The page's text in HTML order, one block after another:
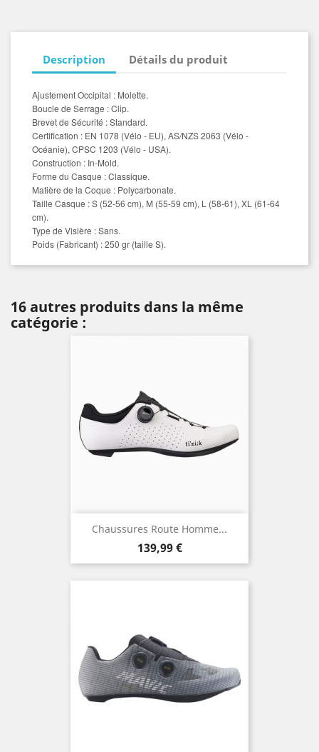
Description Détails du produit
Ajustement Occipital : Molette.
Boucle de Serrage : Clip.
Brevet de Sécurité : Standard.
Certification : EN 1078 (Vélo - EU), AS/NZS 2063 (Vélo -
Océanie), CPSC 1203 (Vélo - USA).
Construction : In-Mold.
Forme du Casque : Classique.
Matière de la Coque : Polycarbonate.
Taille Casque : S (52-56 cm), M (55-59 cm), L (58-61), XL (61-64
cm).
Type de Visière : Sans.
Poids (Fabricant) : 250 gr (taille S).
16 autres produits dans la même
catégorie :
Chaussures Route Homme...
Prix
139,99 €